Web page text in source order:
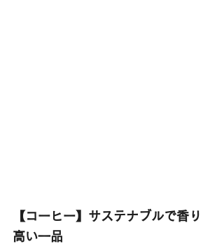
【コーヒー】サステナブルで香り
高い一品